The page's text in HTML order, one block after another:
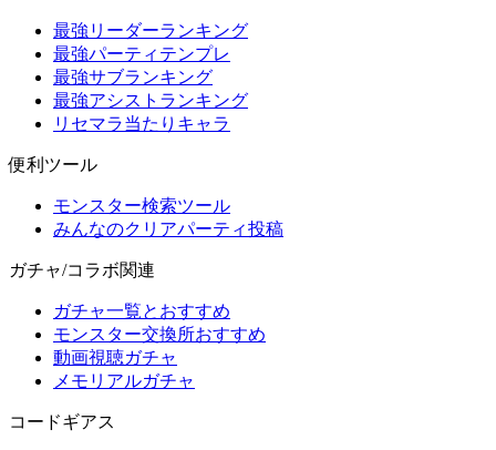
最強リーダーランキング
最強パーティテンプレ
最強サブランキング
最強アシストランキング
リセマラ当たりキャラ
便利ツール
モンスター検索ツール
みんなのクリアパーティ投稿
ガチャ/コラボ関連
ガチャ一覧とおすすめ
モンスター交換所おすすめ
動画視聴ガチャ
メモリアルガチャ
コードギアス